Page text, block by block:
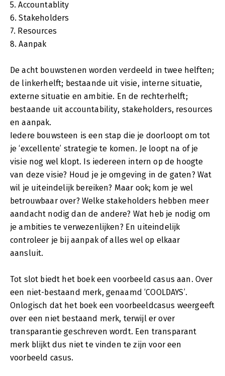
5. Accountablity
6. Stakeholders
7. Resources
8. Aanpak
De acht bouwstenen worden verdeeld in twee helften;
de linkerhelft; bestaande uit visie, interne situatie,
externe situatie en ambitie. En de rechterhelft;
bestaande uit accountability, stakeholders, resources
en aanpak.
Iedere bouwsteen is een stap die je doorloopt om tot
je ‘excellente’ strategie te komen. Je loopt na of je
visie nog wel klopt. Is iedereen intern op de hoogte
van deze visie? Houd je je omgeving in de gaten? Wat
wil je uiteindelijk bereiken? Maar ook; kom je wel
betrouwbaar over? Welke stakeholders hebben meer
aandacht nodig dan de andere? Wat heb je nodig om
je ambities te verwezenlijken? En uiteindelijk
controleer je bij aanpak of alles wel op elkaar
aansluit.
Tot slot biedt het boek een voorbeeld casus aan. Over
een niet-bestaand merk, genaamd ‘COOLDAYS’.
Onlogisch dat het boek een voorbeeldcasus weergeeft
over een niet bestaand merk, terwijl er over
transparantie geschreven wordt. Een transparant
merk blijkt dus niet te vinden te zijn voor een
voorbeeld casus.